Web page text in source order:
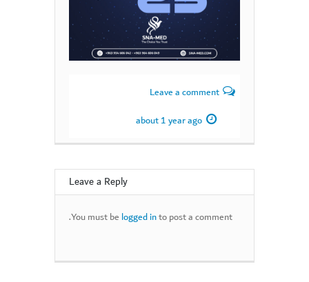
Leave a comment
about 1 year ago
Leave a Reply
You must be logged into post a comment.